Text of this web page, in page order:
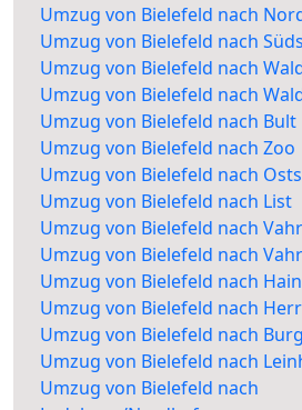
Umzug von Bielefeld nach
Umzug von Bielefeld nach
Umzug von Bielefeld nach
Umzug von Bielefeld nach
Umzug von Bielefeld nach Bult
Umzug von Bielefeld nach Zoo
Umzug von Bielefeld nach
Umzug von Bielefeld nach List
Umzug von Bielefeld nach
Umzug von Bielefeld nach
Umzug von Bielefeld nach
Umzug von Bielefeld nach
Umzug von Bielefeld nach Burg
Umzug von Bielefeld nach
Umzug von Bielefeld nach